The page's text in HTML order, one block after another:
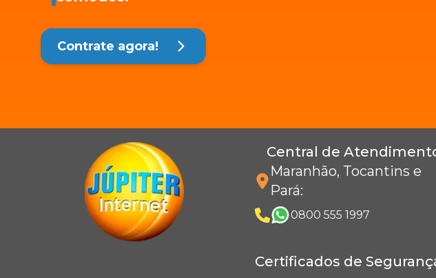
Contrate agora!
Central de
Maranhão, Tocantins e
Pará:
0800 555 1997
Certificados de